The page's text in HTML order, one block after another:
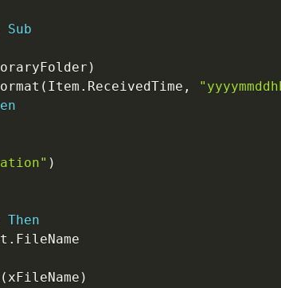
Sub
)
( Item . ReceivedTime ,
)
Then
. FileName
( xFileName )